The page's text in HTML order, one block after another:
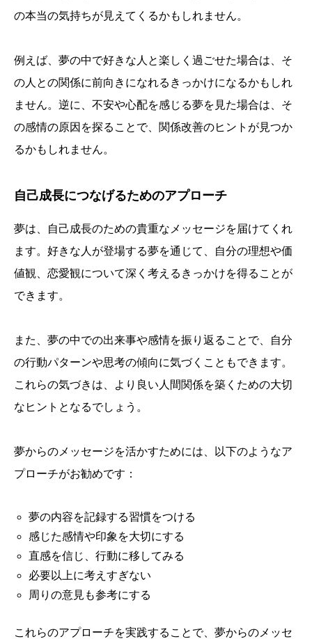
の本当の気持ちが見えてくるかもしれません。
例えば、夢の中で好きな人と楽しく過ごせた場合は、そ
の人との関係に前向きになれるきっかけになるかもしれ
ません。逆に、不安や心配を感じる夢を見た場合は、そ
の感情の原因を探ることで、関係改善のヒントが見つか
るかもしれません。
自己成長につなげるためのアプローチ
夢は、自己成長のための貴重なメッセージを届けてくれ
ます。好きな人が登場する夢を通じて、自分の理想や価
値観、恋愛観について深く考えるきっかけを得ることが
できます。
また、夢の中での出来事や感情を振り返ることで、自分
の行動パターンや思考の傾向に気づくこともできます。
これらの気づきは、より良い人間関係を築くための大切
なヒントとなるでしょう。
夢からのメッセージを活かすためには、以下のようなア
プローチがお勧めです：
夢の内容を記録する習慣をつける
感じた感情や印象を大切にする
直感を信じ、行動に移してみる
必要以上に考えすぎない
周りの意見も参考にする
これらのアプローチを実践することで、夢からのメッセ